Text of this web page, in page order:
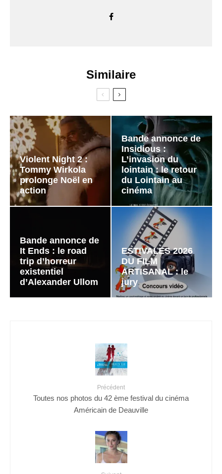
Similaire
Violent Night 2 :
Tommy Wirkola
prolonge Noël en
action
Bande annonce de
Insidious :
L’invasion du
lointain : le retour
du Lointain au
cinéma
Bande annonce de
It Ends : le road
trip d’horreur
existentiel
d’Alexander Ullom
ESTIVALES 2026
DU FILM
ARTISANAL : le
jury
Précédent
Toutes nos photos du 42 ème festival du cinéma
Américain de Deauville